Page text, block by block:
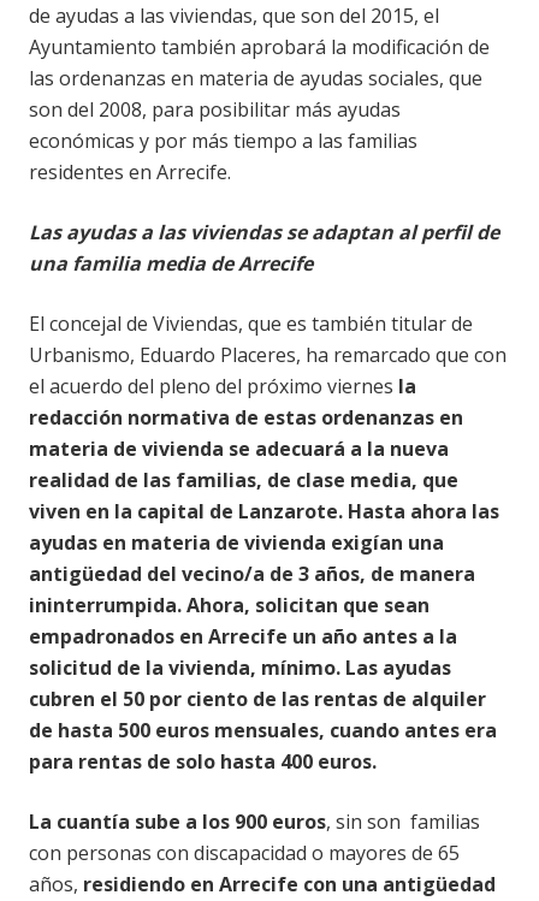
de ayudas a las viviendas, que son del 2015, el
Ayuntamiento también aprobará la modificación de
las ordenanzas en materia de ayudas sociales, que
son del 2008, para posibilitar más ayudas
económicas y por más tiempo a las familias
residentes en Arrecife.
Las ayudas a las viviendas se adaptan al perfil de
una familia media de Arrecife
El concejal de Viviendas, que es también titular de
Urbanismo, Eduardo Placeres, ha remarcado que con
el acuerdo del pleno del próximo viernes la
redacción normativa de estas ordenanzas en
materia de vivienda se adecuará a la nueva
realidad de las familias, de clase media, que
viven en la capital de Lanzarote. Hasta ahora las
ayudas en materia de vivienda exigían una
antigüedad del vecino/a de 3 años, de manera
ininterrumpida. Ahora, solicitan que sean
empadronados en Arrecife un año antes a la
solicitud de la vivienda, mínimo. Las ayudas
cubren el 50 por ciento de las rentas de alquiler
de hasta 500 euros mensuales, cuando antes era
para rentas de solo hasta 400 euros.
La cuantía sube a los 900 euros, sin son familias
con personas con discapacidad o mayores de 65
años, residiendo en Arrecife con una antigüedad